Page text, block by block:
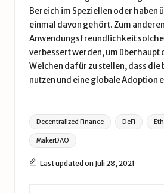
Bereich im Speziellen oder haben
einmal davon gehört. Zum
Anwendungsfreundlichkeit
verbessert werden, um überhaupt
Weichen dafür zu stellen, dass die
nutzen und eine globale Adoption
Tags:
Decentralized Finance DeFi
MakerDAO
Last updated on Juli 28, 2021